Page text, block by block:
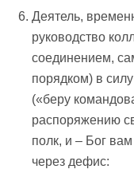
Деятель,
руководство
соединением,
порядком) в
(«беру
распоряжению
полк, и – Бог
через дефис: